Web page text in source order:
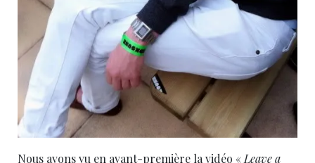
Nous avons vu en avant-première la vidéo «Leave a